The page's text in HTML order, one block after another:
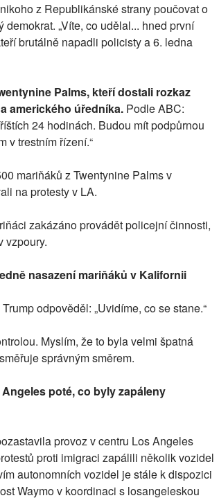
z Republikánské strany poučovat o
„Víte, co udělal... hned první
brutálně napadli policisty a 6. ledna
Palms, kteří dostali rozkaz
amerického úředníka. Podle ABC:
24 hodinách. Budou mít podpůrnou
v trestním řízení.“
mariňáků z Twentynine Palms v
na protesty v LA.
zakázáno provádět policejní činnosti,
vzpoury.
nasazení mariňáků v Kalifornii
odpověděl: „Uvidíme, co se stane.“
Myslím, že to byla velmi špatná
správným směrem.
poté, co byly zapáleny
provoz v centru Los Angeles
proti imigraci zapálili několik vozidel
autonomních vozidel je stále k dispozici
Waymo v koordinaci s losangeleskou